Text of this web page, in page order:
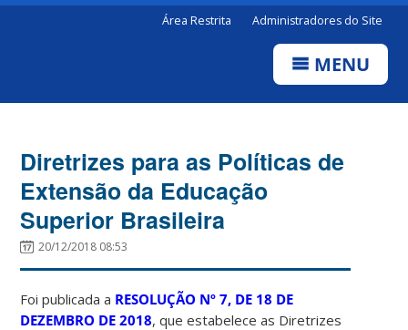
Área Restrita Administradores do Site
MENU
Diretrizes para as Políticas de
Extensão da Educação
Superior Brasileira
20/12/2018 08:53
Foi publicada a RESOLUÇÃO Nº 7, DE 18 DE
DEZEMBRO DE 2018, que estabelece as Diretrizes